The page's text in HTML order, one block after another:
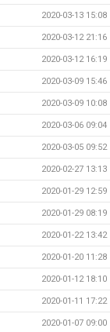
2020-03-13 15:08
2020-03-12 21:16
2020-03-12 16:19
2020-03-09 15:46
2020-03-09 10:08
2020-03-06 09:04
2020-03-05 09:52
2020-02-27 13:13
2020-01-29 12:59
2020-01-29 08:19
2020-01-22 13:42
2020-01-20 11:28
2020-01-12 18:10
2020-01-11 17:22
2020-01-07 09:00